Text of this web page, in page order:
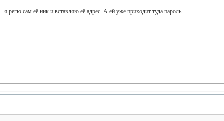
регю сам её ник и вставляю её адрес. А ей уже приходит туда пароль.